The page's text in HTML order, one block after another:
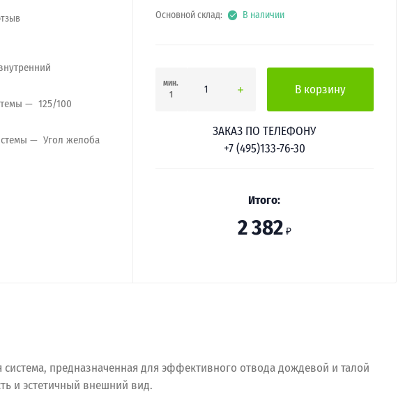
125/100
Угол желоба
Основной склад: В наличии
мин.
1
В корзину
ЗАКАЗ ПО ТЕЛЕФОНУ
+7 (495)133-76-30
Итого:
2 382 ₽
предназначенная для эффективного отвода дождевой и талой
и эстетичный внешний вид.